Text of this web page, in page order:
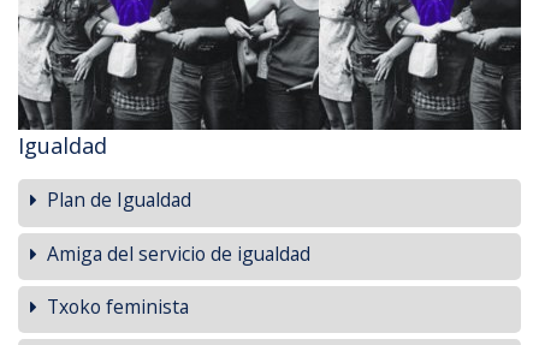
Igualdad
Plan de Igualdad
Amiga del servicio de igualdad
Txoko feminista